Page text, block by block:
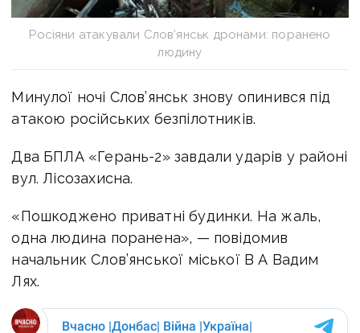
Росіяни атакували Слов’янськ дронами: поранено
людину
Минулої ночі Слов’янськ знову опинився під
атакою російських безпілотників.
Два БПЛА «Герань-2» завдали ударів у районі
вул. Лісозахисна.
«Пошкоджено приватні будинки. На жаль,
одна людина поранена», — повідомив
начальник Слов’янської міської В А Вадим
Лях.